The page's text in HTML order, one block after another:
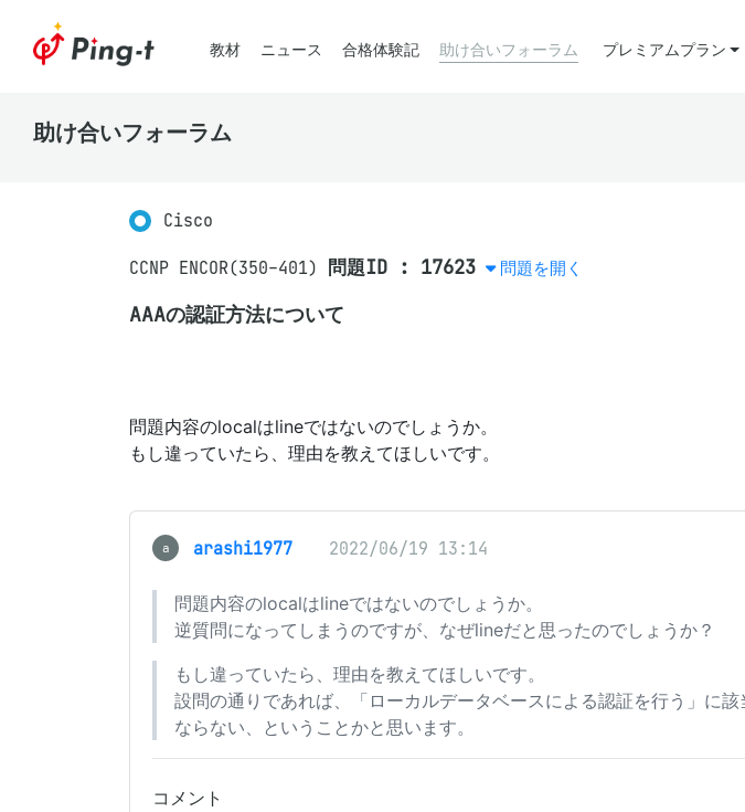
教材 ニュース 合格体験記 助け合いフォーラム プレミアムプラン
助け合いフォーラム
Cisco
CCNP ENCOR(350-401) 問題ID : 17623 問題を開く
AAAの認証方法について
問題内容のlocalはlineではないのでしょうか。
もし違っていたら、理由を教えてほしいです。
a arashi1977 2022/06/19 13:14
問題内容のlocalはlineではないのでしょうか。
逆質問になってしまうのですが、なぜlineだと思ったのでしょうか？
もし違っていたら、理由を教えてほしいです。
設問の通りであれば、「ローカルデータベースによる認証を行う」に該
ならない、ということかと思います。
コメント